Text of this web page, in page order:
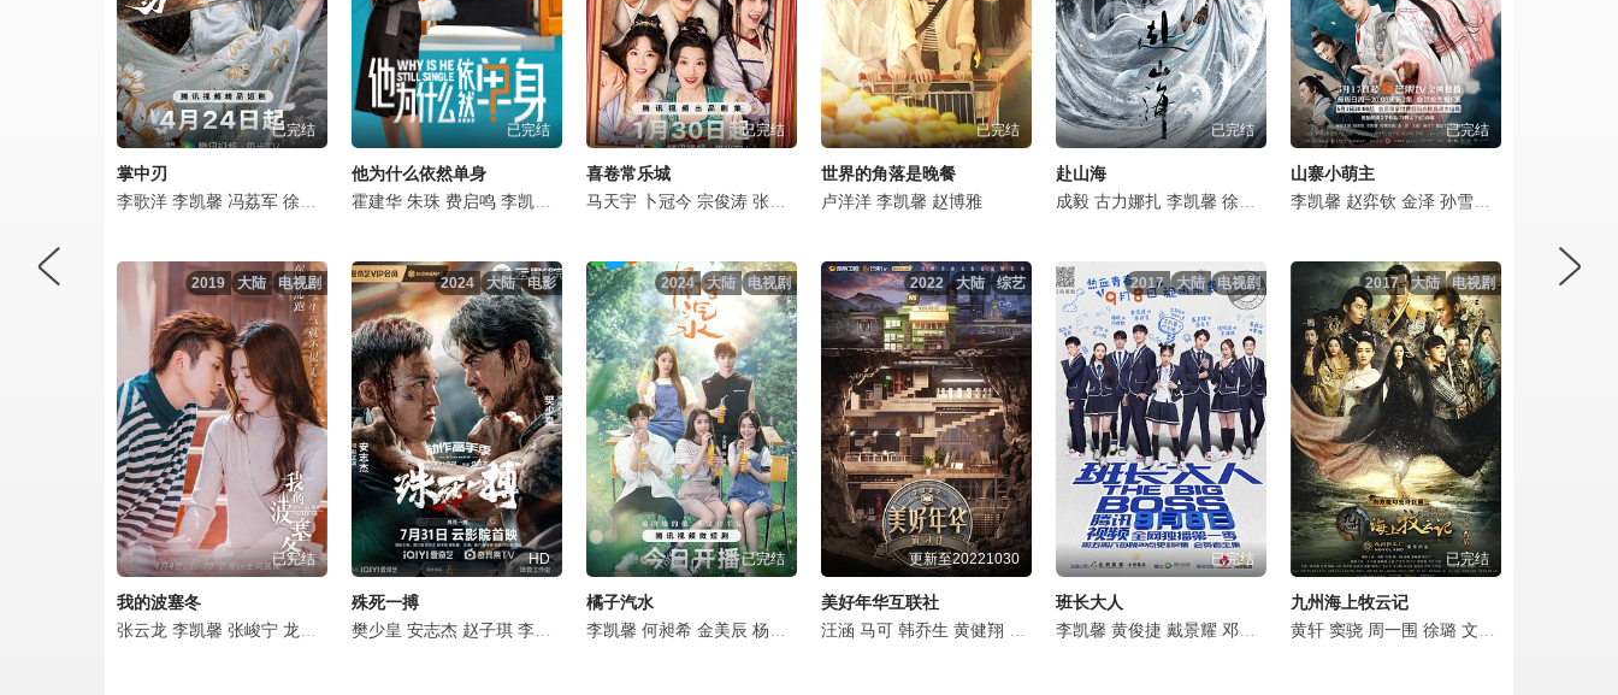
已完结
掌中刃
李歌洋 李凯馨 冯荔军 徐浩翔 金尤美 董慧 胡竞予 代少冬 朱荣荣 段冉
已完结
他为什么依然单身
霍建华 朱珠 费启鸣 李凯馨 范静祎 张瑶 刘佳 董思怡 李易祥
已完结
喜卷常乐城
马天宇 卜冠今 宗俊涛 张一铎 成果 李胤维 任梓慧 米热 高晓攀 佟磊 尚九熙 嵇嘉禾 李凯馨 刘思维 张小婉 胡宇轩 傅铂涵
已完结
世界的角落是晚餐
卢洋洋 李凯馨 赵博雅
已完结
赴山海
成毅 古力娜扎 李凯馨 徐振轩 刘梦芮 丁笑滢 张峻宁 张晓晨
已完结
山寨小萌主
李凯馨 赵弈钦 金泽 孙雪宁
电视剧
大陆
2019
已完结
我的波塞冬
张云龙 李凯馨 张峻宁 龙政璇 刘俊孝 乔璇 隋雨蒙 邱士纶
电影
大陆
2024
HD
殊死一搏
樊少皇 安志杰 赵子琪 李凯馨 喻亢 楼学贤 张荻 任怡瑄 周斌 高子文 陈凯欣 赵强 何雨桐 杜憬仪
电视剧
大陆
2024
已完结
橘子汽水
李凯馨 何昶希 金美辰 杨梓鑫 姚晓棠
综艺
大陆
2022
更新至20221030
美好年华互联社
汪涵 马可 韩乔生 黄健翔 阎鹤祥 林墨 谢可寅 马启越 王怡人 安雨 上官喜爱 左溢 李凯馨
电视剧
大陆
2017
已完结
班长大人
李凯馨 黄俊捷 戴景耀 邓郁立 陆妍淇 葛秋谷 高凯 傅晓
电视剧
大陆
2017
已完结
九州海上牧云记
黄轩 窦骁 周一围 徐璐 文咏珊